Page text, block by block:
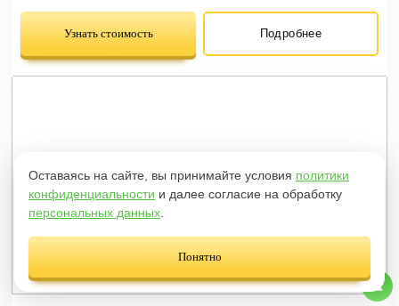
Узнать стоимость Подробнее
Оставаясь на сайте, вы принимайте условия политики
конфиденциальности и далее согласие на обработку
персональных данных
Понятно